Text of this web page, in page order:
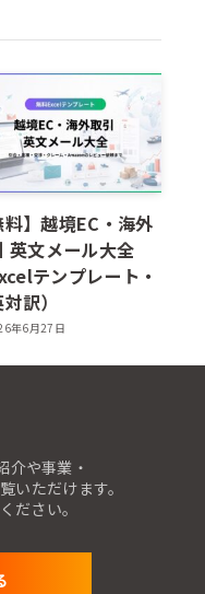
料】越境EC・海外
英文メール大全
テンプレート・
訳）
年6月27日
介や事業・
いただけます。
ださい。